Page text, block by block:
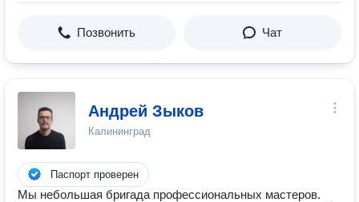
Позвонить Чат
Андрей Зыков
Калининград
Паспорт проверен
Мы небольшая бригада профессиональных мастеров.